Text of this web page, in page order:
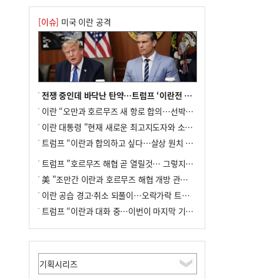
[이슈] 미국 이란 공격
전쟁 중인데 바닥난 탄약…트럼프 ‘이란전 무기고갈’ 국방장관 질책
이란 “오만과 호르무즈 새 항로 합의…선박 안전은 보장 못해”
이란 대통령 "현재 새로운 최고지도자와 소통 어려운 상황"
트럼프 “이란과 합의하고 싶다…살상 원치 않아”
트럼프 "호르무즈 해협 곧 열릴것… 그렇지 않으면 이란에 강력 공격"
美 "조만간 이란과 호르무즈 해협 개방 관련된 합의 이뤄질 것"
이란 공습 경고·취소 되풀이…오락가락 트럼프 비꼰 ‘타코’
트럼프 “이란과 대화 중…이번이 마지막 기회”